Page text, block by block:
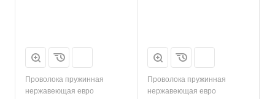
Проволока пружинная
нержавеющая евро
Проволока пружинная
нержавеющая евро